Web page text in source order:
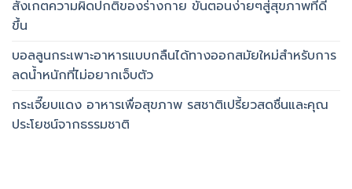
สังเกตความผิดปกติของร่างกาย ขั้นตอนง่ายๆสู่สุขภาพที่ดี
ขึ้น
บอลลูนกระเพาะอาหารแบบกลืนได้ทางออกสมัยใหม่สำหรับการ
ลดน้ำหนักที่ไม่อยากเจ็บตัว
กระเจี๊ยบแดง อาหารเพื่อสุขภาพ รสชาติเปรี้ยวสดชื่นและคุณ
ประโยชน์จากธรรมชาติ